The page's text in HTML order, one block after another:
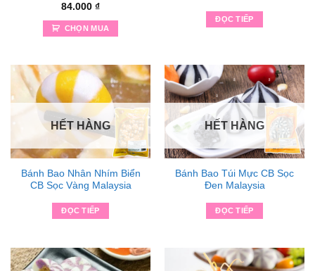
84.000 ₫
CHỌN MUA
ĐỌC TIẾP
HẾT HÀNG
Bánh Bao Nhân Nhím Biển
CB Sọc Vàng Malaysia
ĐỌC TIẾP
HẾT HÀNG
Bánh Bao Túi Mực CB Sọc
Đen Malaysia
ĐỌC TIẾP